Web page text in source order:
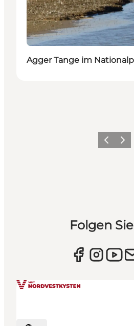
Agger Tange im
ZurückWeiter
Folgen